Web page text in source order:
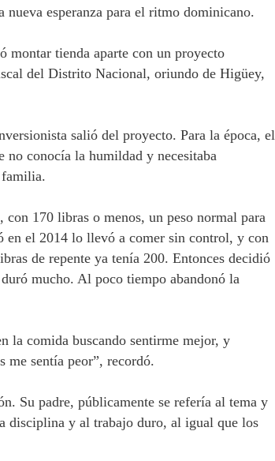
esperanza para el ritmo dominicano.
montar tienda aparte con un proyecto
del Distrito Nacional, oriundo de Higüey,
salió del proyecto. Para la época, el
no conocía la humildad y necesitaba
familia.
170 libras o menos, un peso normal para
en el 2014 lo llevó a comer sin control, y con
de repente ya tenía 200. Entonces decidió
mucho. Al poco tiempo abandonó la
la comida buscando sentirme mejor, y
me sentía peor”, recordó.
Su padre, públicamente se refería al tema y
disciplina y al trabajo duro, al igual que los